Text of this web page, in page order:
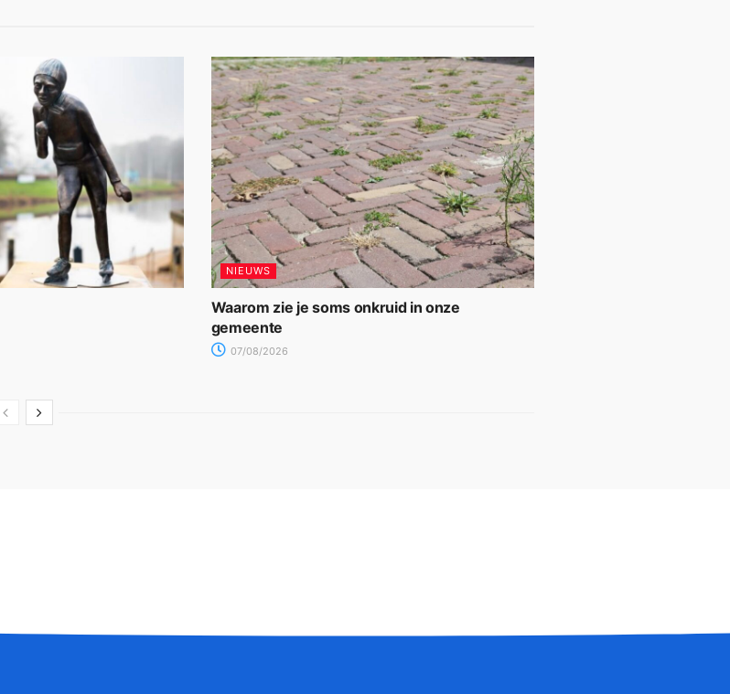
NIEUWS
Waarom zie je soms onkruid in onze
gemeente
07/08/2026